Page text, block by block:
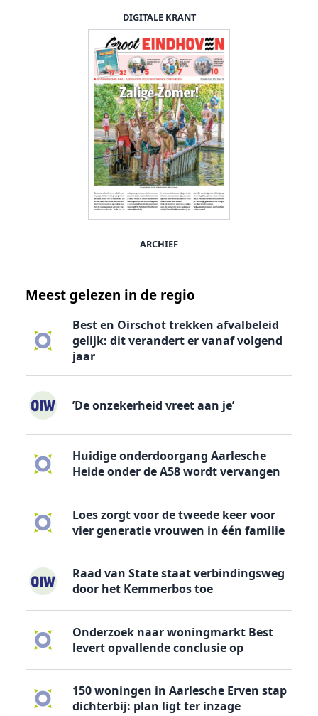
DIGITALE KRANT
ARCHIEF
Meest gelezen in de regio
Best en Oirschot trekken afvalbeleid
gelijk: dit verandert er vanaf volgend
jaar
’De onzekerheid vreet aan je’
Huidige onderdoorgang Aarlesche
Heide onder de A58 wordt vervangen
Loes zorgt voor de tweede keer voor
vier generatie vrouwen in één familie
Raad van State staat verbindingsweg
door het Kemmerbos toe
Onderzoek naar woningmarkt Best
levert opvallende conclusie op
150 woningen in Aarlesche Erven stap
dichterbij: plan ligt ter inzage